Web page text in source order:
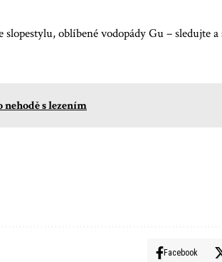
oblíbené vodopády Gu – sledujte a
s lezením
Facebook